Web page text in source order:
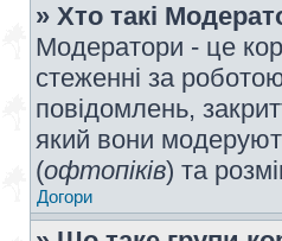
» Хто такі
Модератори - це
стеженні за
повідомлень,
який вони
(офтопіків) та
Догори